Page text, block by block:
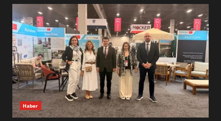
6
7
EDREMİT BELEDİYESİ BAYRAM
SEFERBERLİĞİ: TÜM İLÇE
HAZIRLANIYOR
TÜRK MOBİLYA İHRACATI HD
EXPO 2026’DA YÜKSELDİ
Haber